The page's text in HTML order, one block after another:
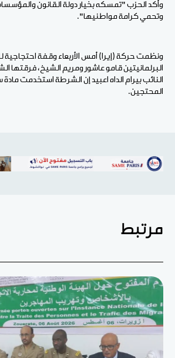
وأكد الحزب "تمسكه بخيار دولة القانون
وتحمي كرامة مواطنيها".
ونظمت حركة (إيرا) أمس الأربعاء وقفة احتجاجية
البرلمانيتين قامو عاشور ومريم الشيخ، فرقتها
النائب بيرام الداه اعبيد إن الشرطة استخدمت مادة
المحتجين.
مرتبط